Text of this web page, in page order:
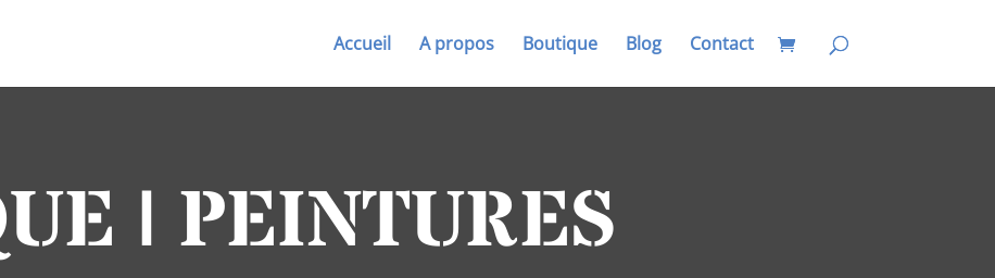
Accueil A propos Boutique Blog Contact
| PEINTURES